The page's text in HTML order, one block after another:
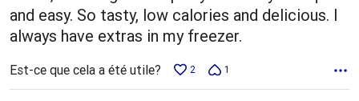
and easy. So tasty, low calories and delicious. I
always have extras in my freezer.
Est-ce que cela a été utile? 2 1